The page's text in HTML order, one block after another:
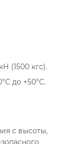
(1500 кгс).
до +50°С.
с высоты,